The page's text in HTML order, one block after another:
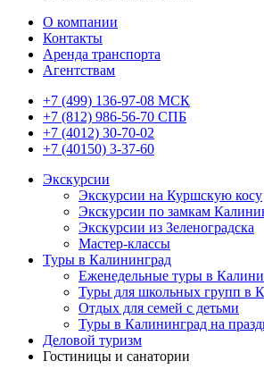
О компании
Контакты
Аренда транспорта
Агентствам
+7 (499) 136-97-08 МСК
+7 (812) 986-56-70 СПБ
+7 (4012) 30-70-02
+7 (40150) 3-37-60
Экскурсии
Экскурсии на Куршскую косу
Экскурсии по замкам
Экскурсии из Зеленоградска
Мастер-классы
Туры в Калининград
Еженедельные туры в
Туры для школьных групп в
Отдых для семей с детьми
Туры в Калининград на
Деловой туризм
Гостиницы и санатории